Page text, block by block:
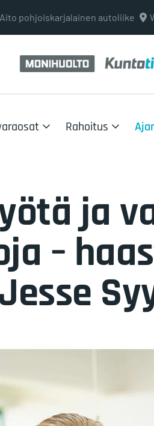
Aito pohjoiskarjalainen autoliike
Rahoitus
ja
–